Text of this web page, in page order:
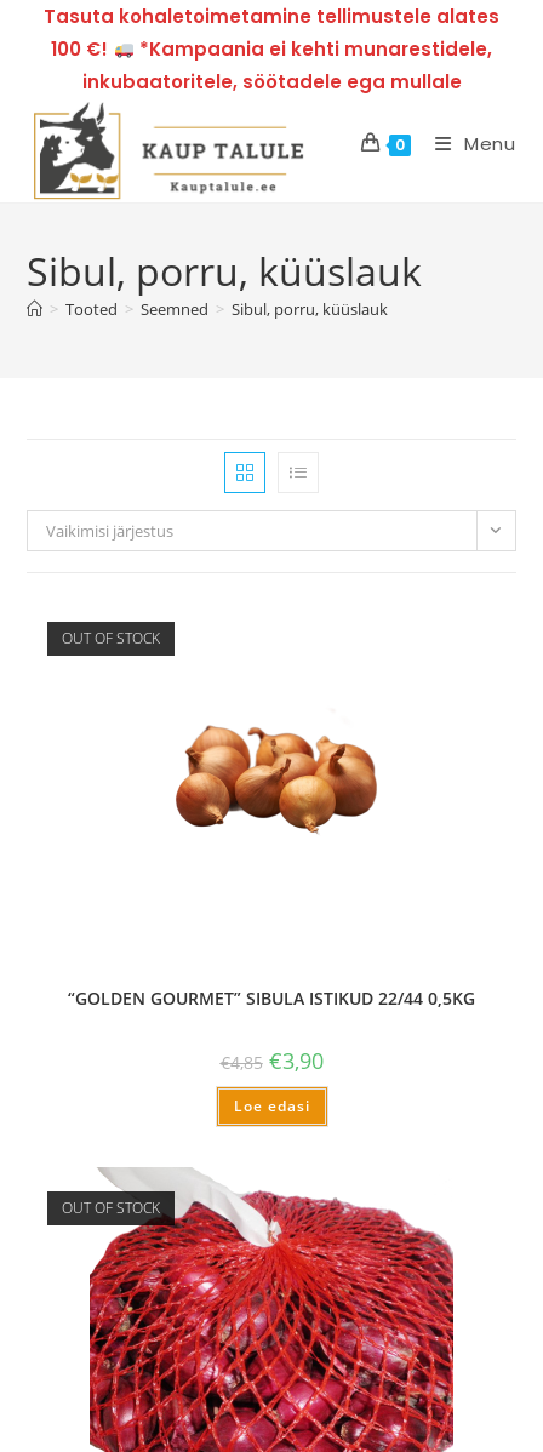
Tasuta kohaletoimetamine tellimustele alates
100 €!
*Kampaania ei kehti munarestidele,
inkubaatoritele, söötadele ega mullale
0 Menu
Sibul, porru, küüslauk
> Tooted > Seemned > Sibul, porru, küüslauk
Vaikimisi järjestus
OUT OF STOCK
“GOLDEN GOURMET” SIBULA ISTIKUD 22/44 0,5KG
€4,85 €3,90
Loe edasi
OUT OF STOCK